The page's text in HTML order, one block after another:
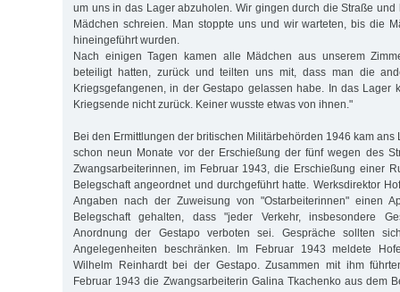
um uns in das Lager abzuholen. Wir gingen durch die Straße und
Mädchen schreien. Man stoppte uns und wir warteten, bis die
hineingeführt wurden.
Nach einigen Tagen kamen alle Mädchen aus unserem
beteiligt hatten, zurück und teilten uns mit, dass man die
Kriegsgefangenen, in der Gestapo gelassen habe. In das Lager
Kriegsende nicht zurück. Keiner wusste etwas von ihnen."
Bei den Ermittlungen der britischen Militärbehörden 1946 kam ans
schon neun Monate vor der Erschießung der fünf wegen des
Zwangsarbeiterinnen, im Februar 1943, die Erschießung einer
Belegschaft angeordnet und durchgeführt hatte. Werksdirektor
Angaben nach der Zuweisung von "Ostarbeiterinnen" einen
Belegschaft gehalten, dass "jeder Verkehr, insbesondere
Anordnung der Gestapo verboten sei. Gespräche sollten
Angelegenheiten beschränken. Im Februar 1943 meldete
Wilhelm Reinhardt bei der Gestapo. Zusammen mit ihm
Februar 1943 die Zwangsarbeiterin Galina Tkachenko aus dem